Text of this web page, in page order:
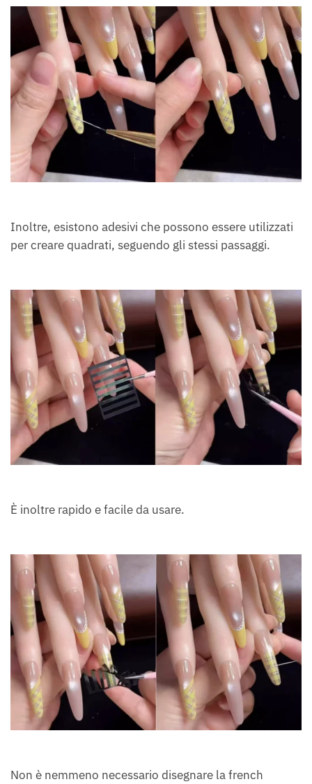
Inoltre, esistono adesivi che possono essere utilizzati
per creare quadrati, seguendo gli stessi passaggi.
È inoltre rapido e facile da usare.
Non è nemmeno necessario disegnare la french